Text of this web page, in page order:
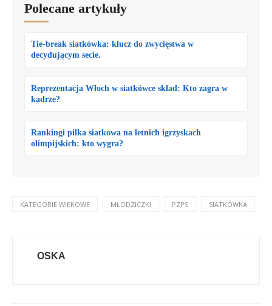
Polecane artykuły
Tie-break siatkówka: klucz do zwycięstwa w
decydującym secie.
Reprezentacja Włoch w siatkówce skład: Kto zagra w
kadrze?
Rankingi piłka siatkowa na letnich igrzyskach
olimpijskich: kto wygra?
KATEGORIE WIEKOWE MŁODZICZKI PZPS SIATKÓWKA
OSKA